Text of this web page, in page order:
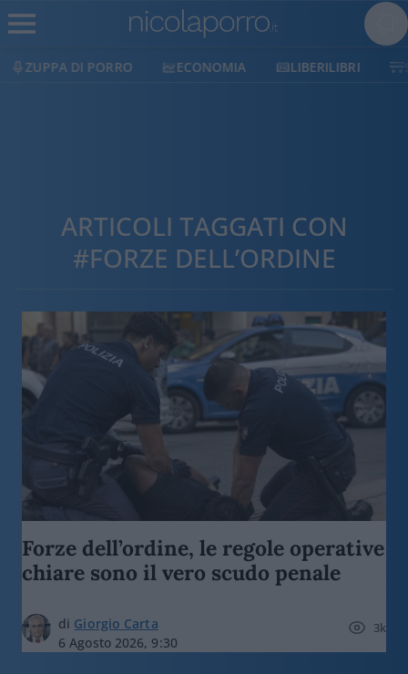
ECONOMIA LIBERILIBRI SHOP SOSTIENICI
ARTICOLI TAGGATI CON
#FORZE DELL’ORDINE
Forze dell’ordine, le regole operative
chiare sono il vero scudo penale
di Giorgio Carta
6 Agosto 2026, 9:30
3k